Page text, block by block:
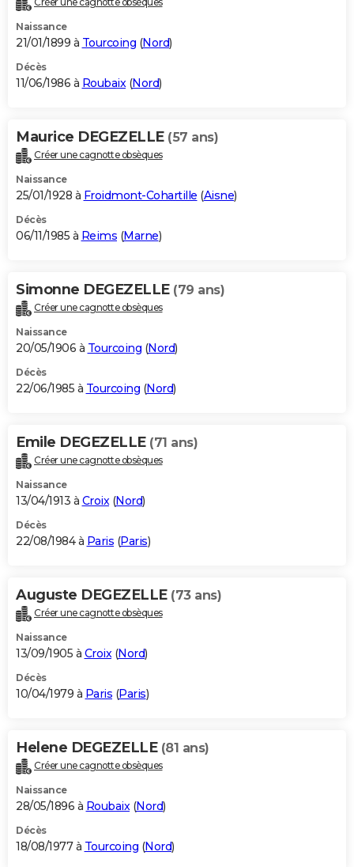
Naissance
21/01/1899 à Tourcoing (Nord)
Décès
11/06/1986 à Roubaix(Nord)
Maurice DEGEZELLE (57 ans)
Créer une cagnotte obsèques
Naissance
25/01/1928 à Froidmont-Cohartille (Aisne)
Décès
06/11/1985 à Reims (Marne)
Simonne DEGEZELLE (79 ans)
Créer une cagnotte obsèques
Naissance
20/05/1906 à Tourcoing (Nord)
Décès
22/06/1985 à Tourcoing (Nord)
Emile DEGEZELLE (71 ans)
Créer une cagnotte obsèques
Naissance
13/04/1913 à Croix(Nord)
Décès
22/08/1984 à Paris (Paris)
Auguste DEGEZELLE (73 ans)
Créer une cagnotte obsèques
Naissance
13/09/1905 à Croix(Nord)
Décès
10/04/1979 à Paris (Paris)
Helene DEGEZELLE (81 ans)
Créer une cagnotte obsèques
Naissance
28/05/1896 à Roubaix (Nord)
Décès
18/08/1977 à Tourcoing (Nord)